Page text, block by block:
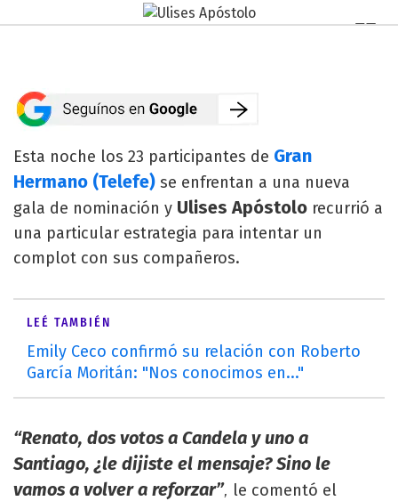
Esta noche los 23 participantes de Gran
Hermano (Telefe) se enfrentan a una nueva
gala de nominación y Ulises Apóstolo recurrió a
una particular estrategia para intentar un
complot con sus compañeros.
LEÉ TAMBIÉN
Emily Ceco confirmó su relación con Roberto
García Moritán: "Nos conocimos en..."
“Renato, dos votos a Candela y uno a
Santiago, ¿le dijiste el mensaje? Sino le
vamos a volver a reforzar”, le comentó el